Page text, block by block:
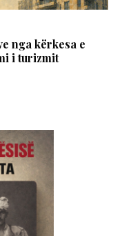
nga kërkesa e
i turizmit